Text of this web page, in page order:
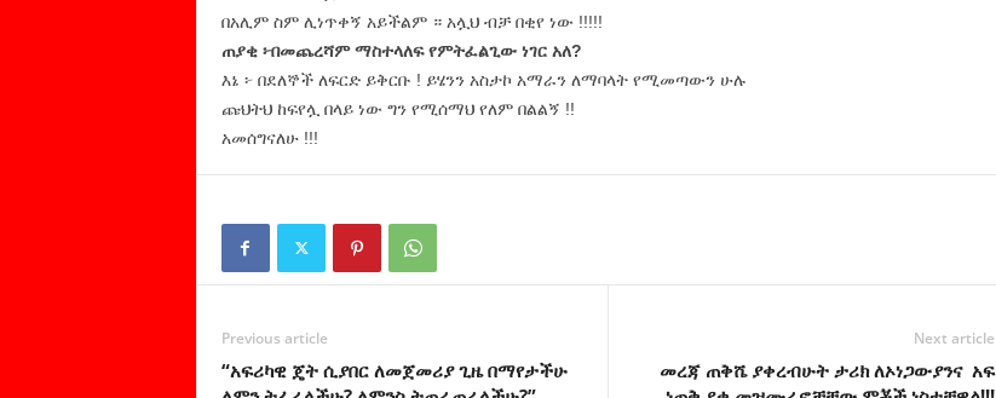
በአሊም ስም ሊነጥቀኝ አይችልም ። አሏህ ብቻ በቂየ ነው !!!!!
ጠያቂ ፦በመጨረሻም ማስተላለፍ የምትፈልጊው ነገር አለ?
እኔ ፦ በደለኞች ለፍርድ ይቅርቡ ! ይሄንን አስታኮ አማራን ለማባላት የሚመጣውን ሁሉ
ጩህትህ ከፍየሏ በላይ ነው ግን የሚሰማህ የለም በልልኝ !!
አመሰግናለሁ !!!
Previous article
“አፍሪካዊ ጄት ሲያበር ለመጀመሪያ ጊዜ በማየታችሁ
Next article
መረጃ ጠቅሼ ያቀረብሁት ታሪክ ለኦነጋውያንና አፍ